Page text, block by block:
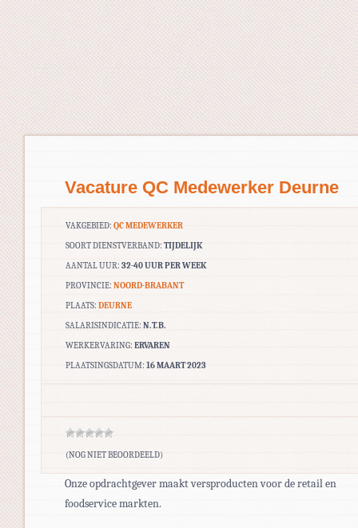
Vacature QC Medewerker Deurne
VAKGEBIED: QC MEDEWERKER
SOORT DIENSTVERBAND: TIJDELIJK
AANTAL UUR: 32-40 UUR PER WEEK
PROVINCIE: NOORD-BRABANT
PLAATS: DEURNE
SALARISINDICATIE: N.T.B.
WERKERVARING: ERVAREN
PLAATSINGSDATUM: 16 MAART 2023
(NOG NIET BEOORDEELD)
Onze opdrachtgever maakt versproducten voor de retail en
foodservice markten.